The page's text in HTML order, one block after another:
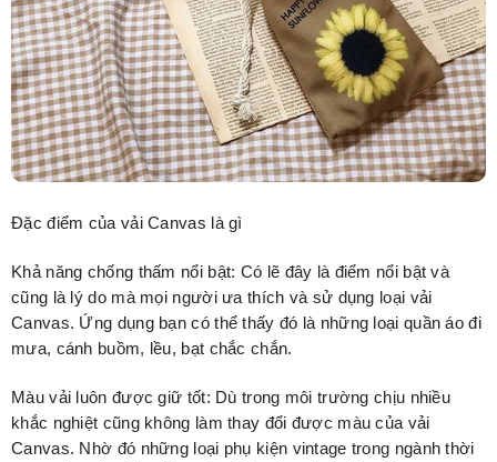
Đặc điểm của vải Canvas là gì
Khả năng chống thấm nổi bật: Có lẽ đây là điểm nổi bật và
cũng là lý do mà mọi người ưa thích và sử dụng loại vải
Canvas. Ứng dụng bạn có thể thấy đó là những loại quần áo đi
mưa, cánh buồm, lều, bạt chắc chắn.
Màu vải luôn được giữ tốt: Dù trong môi trường chịu nhiều
khắc nghiệt cũng không làm thay đổi được màu của vải
Canvas. Nhờ đó những loại phụ kiện vintage trong ngành thời